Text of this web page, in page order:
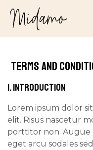
content
Terms and
1. INTRODUCTION
Lorem ipsum dolor
elit. Risus nascetur
porttitor non. Augue
eget arcu sodales